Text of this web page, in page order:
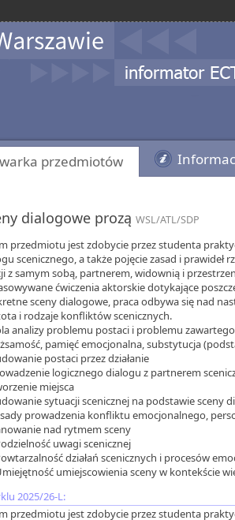
przedmiotów
dialogowe prozą WSL/ATL/SDP
przedmiotu jest zdobycie przez studenta
scenicznego, a także pojęcie zasad i prawideł
z samym sobą, partnerem, widownią i
ćwiczenia aktorskie dotykające
sceny dialogowe, praca odbywa się nad
i rodzaje konfliktów scenicznych.
analizy problemu postaci i problemu
pamięć emocjonalna, substytucja
postaci przez działanie
logicznego dialogu z partnerem
miejsca
sytuacji scenicznej na podstawie sceny
prowadzenia konfliktu emocjonalnego,
nad rytmem sceny
uwagi scenicznej
działań scenicznych i procesów
umiejscowienia sceny w kontekście
2025/26-L:
przedmiotu jest zdobycie przez studenta